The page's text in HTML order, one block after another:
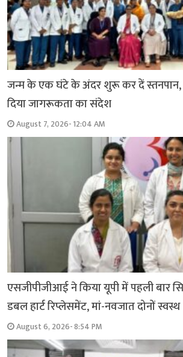
जन्म के एक घंटे के अंदर शुरू कर दें
दिया जागरूकता का संदेश
August 7, 2026- 12:04 AM
एसजीपीजीआई ने किया यूपी में पहली बार
डबल हार्ट रिप्लेसमेंट, मां-नवजात दोनों स्वस्थ
August 6, 2026- 8:54 PM